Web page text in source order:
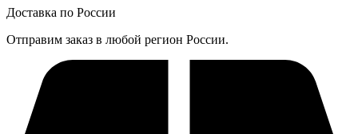
Доставка по России
Отправим заказ в любой регион России.